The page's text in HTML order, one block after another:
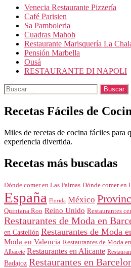
Venecia Restaurante Pizzería
Café Parisien
Sa Pamboleria
Cuadras Mahoh
Restaurante Marisquería La
Pensión Marbella
Ousá
RESTAURANTE DI NAPOLI
Buscar:
Recetas Fáciles de
Miles de recetas de cocina fáciles para
experiencia divertida.
Recetas más buscadas
Dónde comer en Las Palmas Dónde comer en
España Florida México
Quintana Roo Reino Unido Restaurantes
Restaurantes de Moda en
en Castellón Restaurantes de Moda
Moda en Valencia Restaurantes de Moda
Albacete Restaurantes en Alicante
Badajoz Restaurantes en